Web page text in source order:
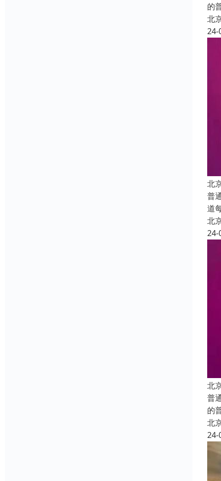
的
北
24-
北
普
道
北
24-
北
普
的
北
24-